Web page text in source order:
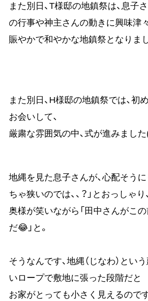
また別日、T様邸の地鎮祭は、息子
の行事や神主さんの動きに興味津
賑やかで和やかな地鎮祭となりま
また別日、H様邸の地鎮祭では、初
お会いして、
厳粛な雰囲気の中、式が進みまし
地縄を見た息子さんが、心配そうに
ちゃ狭いのでは、、？」とおっしゃり、
奥様が笑いながら「田中さんがこ
だ😂」と。
そうなんです、地縄（じなわ）とい
いロープで敷地に張った段階だと
お家がとっても小さく見えるのです